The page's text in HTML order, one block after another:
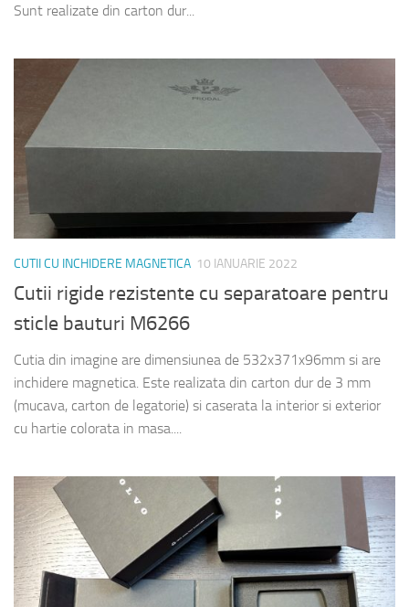
Sunt realizate din carton dur...
CUTII CU INCHIDERE MAGNETICA 10 IANUARIE 2022
Cutii rigide rezistente cu separatoare pentru
sticle bauturi M6266
Cutia din imagine are dimensiunea de 532x371x96mm si are
inchidere magnetica. Este realizata din carton dur de 3 mm
(mucava, carton de legatorie) si caserata la interior si exterior
cu hartie colorata in masa....